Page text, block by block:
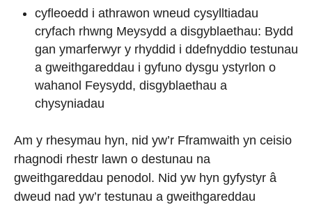
cyfleoedd i athrawon wneud cysylltiadau
cryfach rhwng Meysydd a disgyblaethau: Bydd
gan ymarferwyr y rhyddid i ddefnyddio testunau
a gweithgareddau i gyfuno dysgu ystyrlon o
wahanol Feysydd, disgyblaethau a
chysyniadau
Am y rhesymau hyn, nid yw’r Fframwaith yn ceisio
rhagnodi rhestr lawn o destunau na
gweithgareddau penodol. Nid yw hyn gyfystyr â
dweud nad yw’r testunau a gweithgareddau